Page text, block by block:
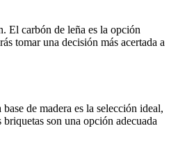
El carbón de leña es la opción
tomar una decisión más acertada a
de madera es la selección ideal,
son una opción adecuada